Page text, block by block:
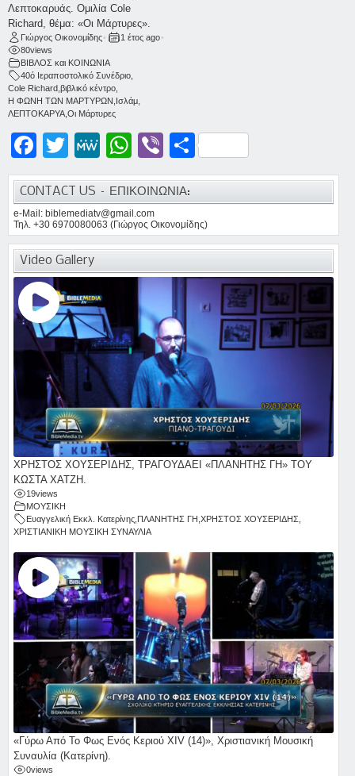
Λεπτοκαρυάς. Ομιλία Cole
Richard, θέμα: «Οι Μάρτυρες».
Γιώργος Οικονομίδης• 1 έτος ago•
80views
ΒΙΒΛΟΣ και ΚΟΙΝΩΝΙΑ
40ό Ιεραποστολικό Συνέδριο
Cole Richard βιβλικό κέντρο
Η ΦΩΝΗ ΤΩΝ ΜΑΡΤΥΡΩΝ Ισλάμ
ΛΕΠΤΟΚΑΡΥΑ Οι Μάρτυρες
Facebook Twitter MeWe WhatsAppViber Μοιραστείτε
CONTACT US – ΕΠΙΚΟΙΝΩΝΙΑ:
e-Mail: biblemediatv@gmail.com
Τηλ. +30 6970080063 (Γιώργος Οικονομίδης)
Video Gallery
ΧΡΗΣΤΟΣ ΧΟΥΣΕΡΙΔΗΣ, ΤΡΑΓΟΥΔΑΕΙ «ΠΛΑΝΗΤΗΣ ΓΗ» ΤΟΥ
ΚΩΣΤΑ ΧΑΤΖΗ.
19views
ΜΟΥΣΙΚΗ
Ευαγγελική Εκκλ. Κατερίνης ΠΛΑΝΗΤΗΣ ΓΗ ΧΡΗΣΤΟΣ ΧΟΥΣΕΡΙΔΗΣ
ΧΡΙΣΤΙΑΝΙΚΗ ΜΟΥΣΙΚΗ ΣΥΝΑΥΛΙΑ
«Γύρω Από Το Φως Ενός Κεριού ΧΙV (14)», Χριστιανική Μουσική
Συναυλία (Κατερίνη).
0views